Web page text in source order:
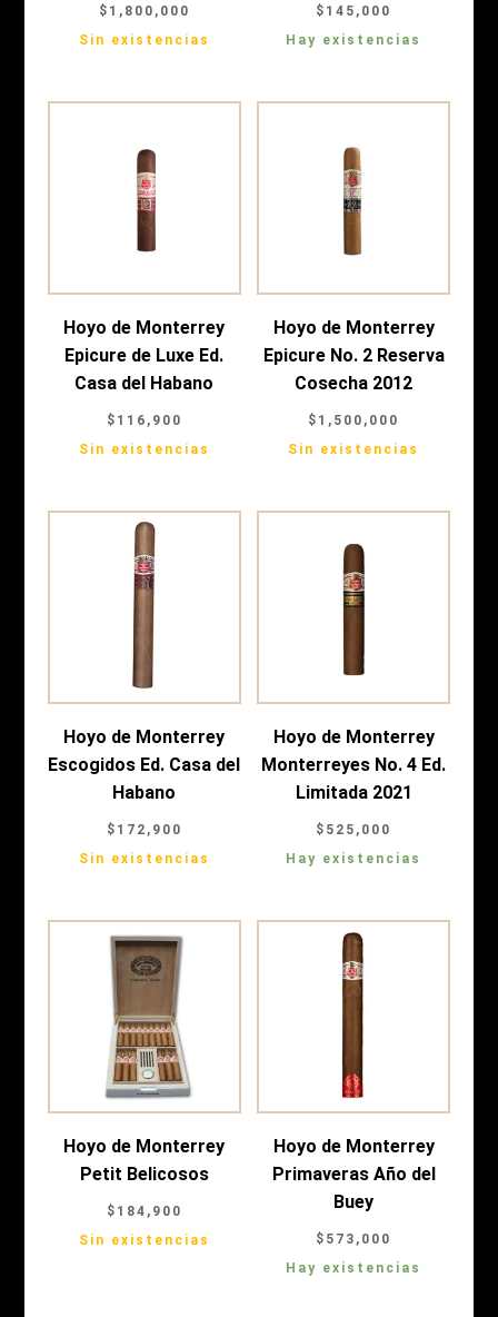
$ 1,800,000
Sin existencias
$ 145,000
Hay existencias
Hoyo de Monterrey
Epicure de Luxe Ed.
Casa del Habano
$ 116,900
Sin existencias
Hoyo de Monterrey
Epicure No. 2 Reserva
Cosecha 2012
$ 1,500,000
Sin existencias
Hoyo de Monterrey
Escogidos Ed. Casa del
Habano
$ 172,900
Sin existencias
Hoyo de Monterrey
Monterreyes No. 4 Ed.
Limitada 2021
$ 525,000
Hay existencias
Hoyo de Monterrey
Petit Belicosos
$ 184,900
Sin existencias
Hoyo de Monterrey
Primaveras Año del
Buey
$ 573,000
Hay existencias